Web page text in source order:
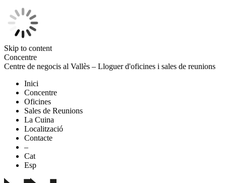
Skip to content
Concentre
Centre de negocis al Vallès – Lloguer d'oficines i sales de reunions
Inici
Concentre
Oficines
Sales de Reunions
La Cuina
Localització
Contacte
–
Cat
Esp